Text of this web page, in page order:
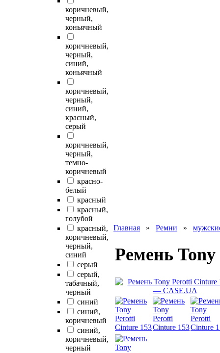
коричневый,
черный,
коньячный
коричневый,
черный,
синий,
коньячный
коричневый,
черный,
синий,
красный,
серый
коричневый,
черный,
темно-
коричневый
красно-
белый
красный
красный,
голубой
красный,
коричневый,
черный,
синий
серый
серый,
табачный,
черный
синий
синий,
коричневый
синий,
коричневый,
черный
Главная » Ремни »
Ремень